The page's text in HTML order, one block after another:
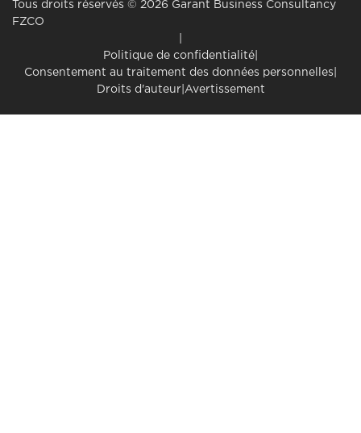
Tous droits réservés © 2026 Garant Business Consultancy
FZCO
Politique de confidentialité
Consentement au traitement des données personnelles
Droits d'auteur| Avertissement